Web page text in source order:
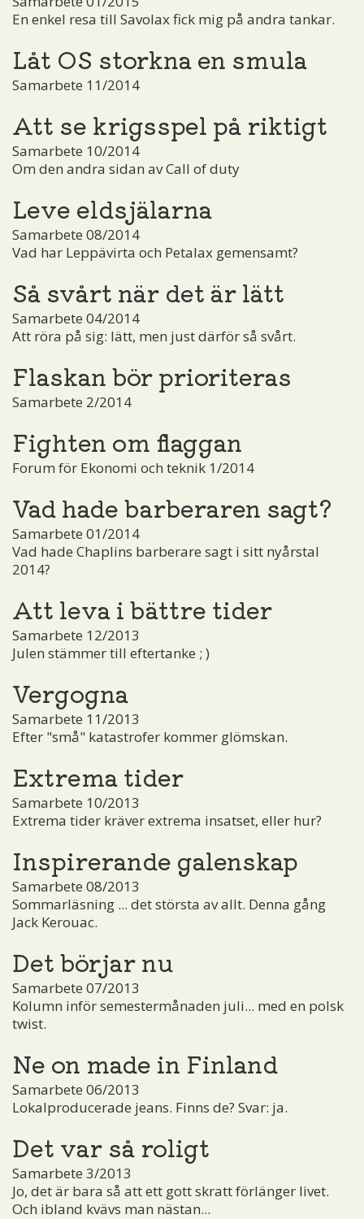
En enkel resa till Savolax fick mig på andra tankar.
Låt OS storkna en smula
Samarbete 11/2014
Att se krigsspel på riktigt
Samarbete 10/2014
Om den andra sidan av Call of duty
Leve eldsjälarna
Samarbete 08/2014
Vad har Leppävirta och Petalax gemensamt?
Så svårt när det är lätt
Samarbete 04/2014
Att röra på sig: lätt, men just därför så svårt.
Flaskan bör prioriteras
Samarbete 2/2014
Fighten om flaggan
Forum för Ekonomi och teknik 1/2014
Vad hade barberaren sagt?
Samarbete 01/2014
Vad hade Chaplins barberare sagt i sitt nyårstal
2014?
Att leva i bättre tider
Samarbete 12/2013
Julen stämmer till eftertanke ; )
Vergogna
Samarbete 11/2013
Efter "små" katastrofer kommer glömskan.
Extrema tider
Samarbete 10/2013
Extrema tider kräver extrema insatset, eller hur?
Inspirerande galenskap
Samarbete 08/2013
Sommarläsning ... det största av allt. Denna gång
Jack Kerouac.
Det börjar nu
Samarbete 07/2013
Kolumn inför semestermånaden juli... med en polsk
twist.
Ne on made in Finland
Samarbete 06/2013
Lokalproducerade jeans. Finns de? Svar: ja.
Det var så roligt
Samarbete 3/2013
Jo, det är bara så att ett gott skratt förlänger livet.
Och ibland kvävs man nästan...